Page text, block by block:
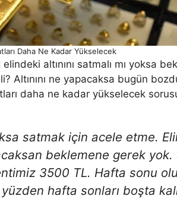
Daha Ne Kadar Yükselecek
altınını satmalı mı yoksa
Altınını ne yapacaksa bugün
daha ne kadar yükselecek
satmak için acele etme.
beklemene gerek yok.
3500 TL. Hafta sonu
hafta sonları boşta